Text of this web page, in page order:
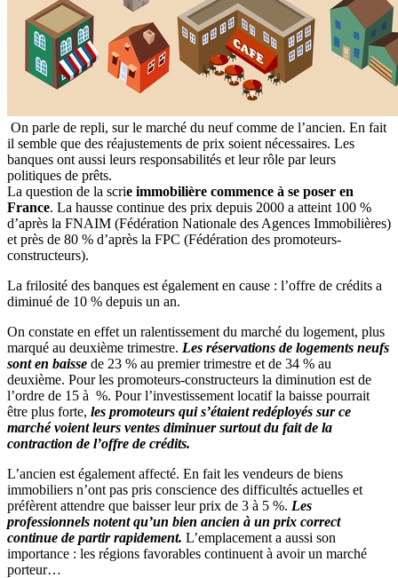
On parle de repli, sur le marché du neuf comme de l’ancien. En fait
il semble que des réajustements de prix soient nécessaires. Les
banques ont aussi leurs responsabilités et leur rôle par leurs
politiques de prêts.
La question de la scrie immobilière commence à se poser en
France. La hausse continue des prix depuis 2000 a atteint 100 %
d’après la FNAIM (Fédération Nationale des Agences Immobilières)
et près de 80 % d’après la FPC (Fédération des promoteurs-
constructeurs).
La frilosité des banques est également en cause : l’offre de crédits a
diminué de 10 % depuis un an.
On constate en effet un ralentissement du marché du logement, plus
marqué au deuxième trimestre. Les réservations de logements neufs
sont en baisse de 23 % au premier trimestre et de 34 % au
deuxième. Pour les promoteurs-constructeurs la diminution est de
l’ordre de 15 à %. Pour l’investissement locatif la baisse pourrait
être plus forte, les promoteurs qui s’étaient redéployés sur ce
marché voient leurs ventes diminuer surtout du fait de la
contraction de l’offre de crédits.
L’ancien est également affecté. En fait les vendeurs de biens
immobiliers n’ont pas pris conscience des difficultés actuelles et
préfèrent attendre que baisser leur prix de 3 à 5 %. Les
professionnels notent qu’un bien ancien à un prix correct
continue de partir rapidement. L’emplacement a aussi son
importance : les régions favorables continuent à avoir un marché
porteur…